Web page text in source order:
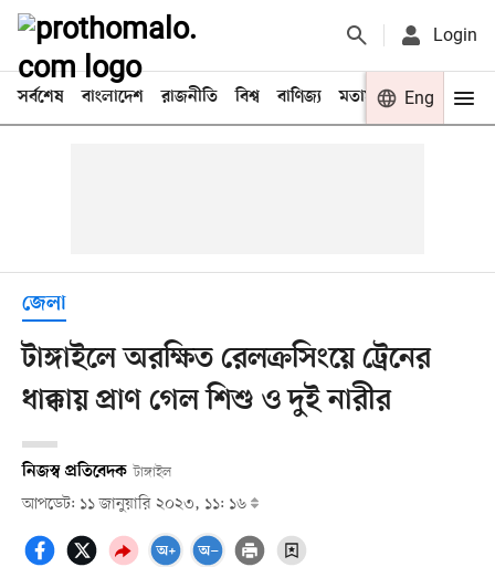
Login
সর্বশেষ বাংলাদেশ রাজনীতি বিশ্ব বাণিজ্য মতামত খেলা
Eng
জেলা
টাঙ্গাইলে অরক্ষিত রেলক্রসিংয়ে ট্রেনের
ধাক্কায় প্রাণ গেল শিশু ও দুই নারীর
নিজস্ব প্রতিবেদক টাঙ্গাইল
আপডেট: ১১ জানুয়ারি ২০২৩, ১১: ১৬